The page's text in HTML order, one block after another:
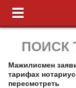
ПОИСК
Мажилисмен
тарифах
пересмотреть